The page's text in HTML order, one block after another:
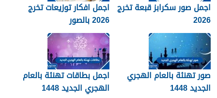
اجمل صور سكرابز قبعة تخرج
2026
اجمل افكار توزيعات تخرج
2026 بالصور
صور تهنئة بالعام الهجري
الجديد 1448
اجمل بطاقات تهنئة بالعام
الهجري الجديد 1448